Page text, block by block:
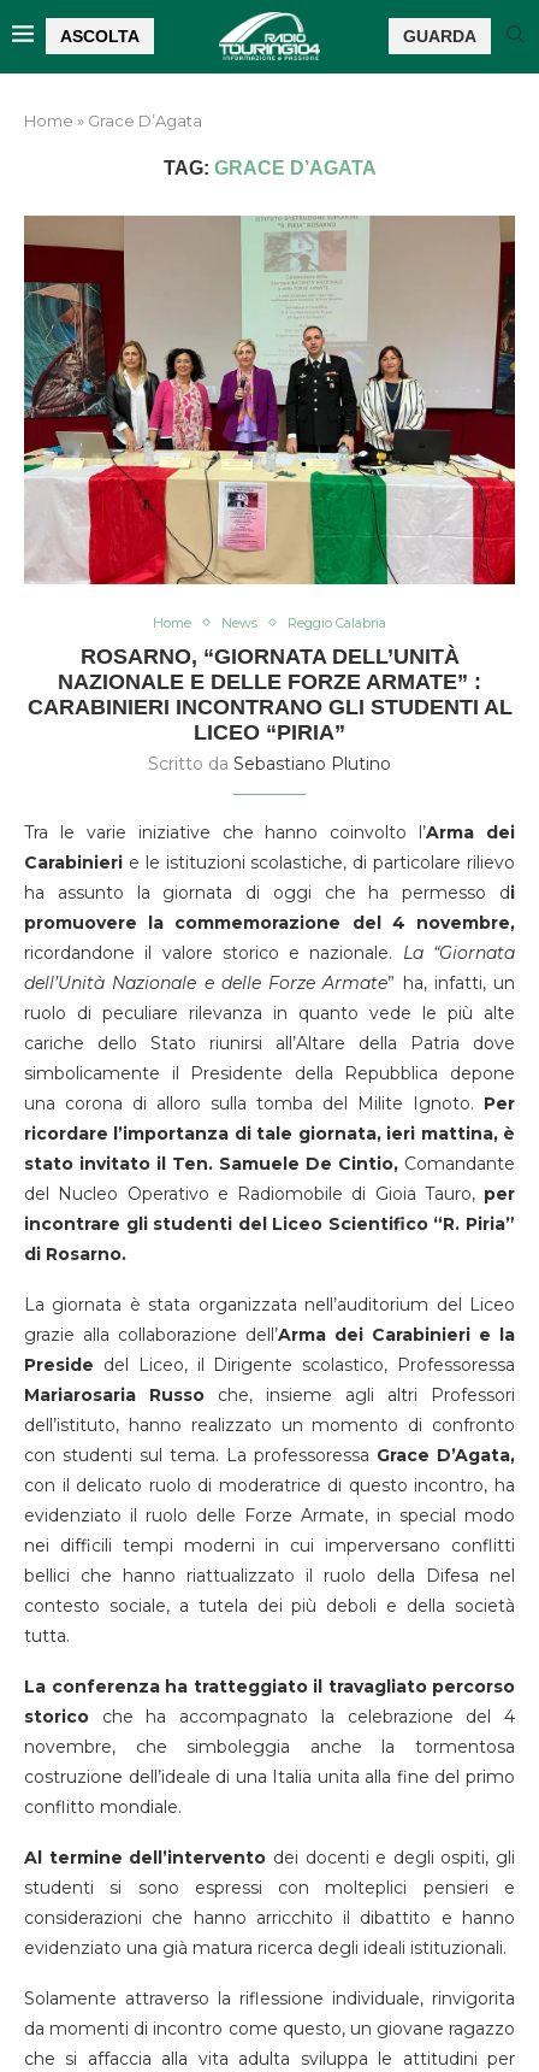
ASCOLTA GUARDA
Home » Grace D’Agata
TAG: GRACE D’AGATA
Home News Reggio Calabria
ROSARNO, “GIORNATA DELL’UNITÀ
NAZIONALE E DELLE FORZE ARMATE” :
CARABINIERI INCONTRANO GLI STUDENTI AL
LICEO “PIRIA”
Scritto da Sebastiano Plutino
Tra le varie iniziative che hanno coinvolto l’Arma dei
Carabinieri e le istituzioni scolastiche, di particolare rilievo
ha assunto la giornata di oggi che ha permesso di
promuovere la commemorazione del 4 novembre,
ricordandone il valore storico e nazionale. La “Giornata
dell’Unità Nazionale e delle Forze Armate” ha, infatti, un
ruolo di peculiare rilevanza in quanto vede le più alte
cariche dello Stato riunirsi all’Altare della Patria dove
simbolicamente il Presidente della Repubblica depone
una corona di alloro sulla tomba del Milite Ignoto. Per
ricordare l’importanza di tale giornata, ieri mattina, è
stato invitato il Ten. Samuele De Cintio, Comandante
del Nucleo Operativo e Radiomobile di Gioia Tauro,per
incontrare gli studenti del Liceo Scientifico “R. Piria”
di Rosarno.
La giornata è stata organizzata nell’auditorium del Liceo
grazie alla collaborazione dell’Arma dei Carabinieri e la
Preside del Liceo, il Dirigente scolastico, Professoressa
Mariarosaria Russo che, insieme agli altri Professori
dell’istituto, hanno realizzato un momento di confronto
con studenti sul tema. La professoressa Grace D’Agata,
con il delicato ruolo di moderatrice di questo incontro, ha
evidenziato il ruolo delle Forze Armate, in special modo
nei difficili tempi moderni in cui imperversano conflitti
bellici che hanno riattualizzato il ruolo della Difesa nel
contesto sociale, a tutela dei più deboli e della società
tutta.
La conferenza ha tratteggiato il travagliato percorso
storico che ha accompagnato la celebrazione del 4
novembre, che simboleggia anche la tormentosa
costruzione dell’ideale di una Italia unita alla fine del primo
conflitto mondiale.
Al termine dell’intervento dei docenti e degli ospiti, gli
studenti si sono espressi con molteplici pensieri e
considerazioni che hanno arricchito il dibattito e hanno
evidenziato una già matura ricerca degli ideali istituzionali.
Solamente attraverso la riflessione individuale, rinvigorita
da momenti di incontro come questo, un giovane ragazzo
che si affaccia alla vita adulta sviluppa le attitudini per